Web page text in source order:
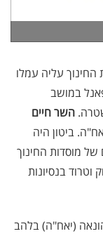
עליה עמלו
במושב
השר חיים
ביטון היה
מוסדות החינוך
בנסיונות
(יאח"ה) בלהב